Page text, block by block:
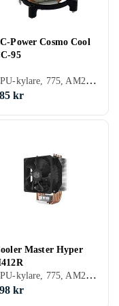
Power Cosmo Cool
95
CPU-kylare, 775, AM2/AM3, 1156, 1155, 2011, AM2+, AM3+, FM1, FM2, 1150, FM2+, 1151, Aktiv kylning (fläkt)
kr
Master Hyper
CPU-kylare, 775, AM2/AM3, 423, 1366, 1156, 1155, 2011, AM2+, AM3+, FM1, FM2, 1150, FM2+, 1151, 2011-3, 2066, Aktiv kylning (fläkt)
kr